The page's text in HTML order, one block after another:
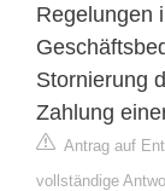
Regelungen
Stornierung
Zahlung
Antrag auf
vollständige